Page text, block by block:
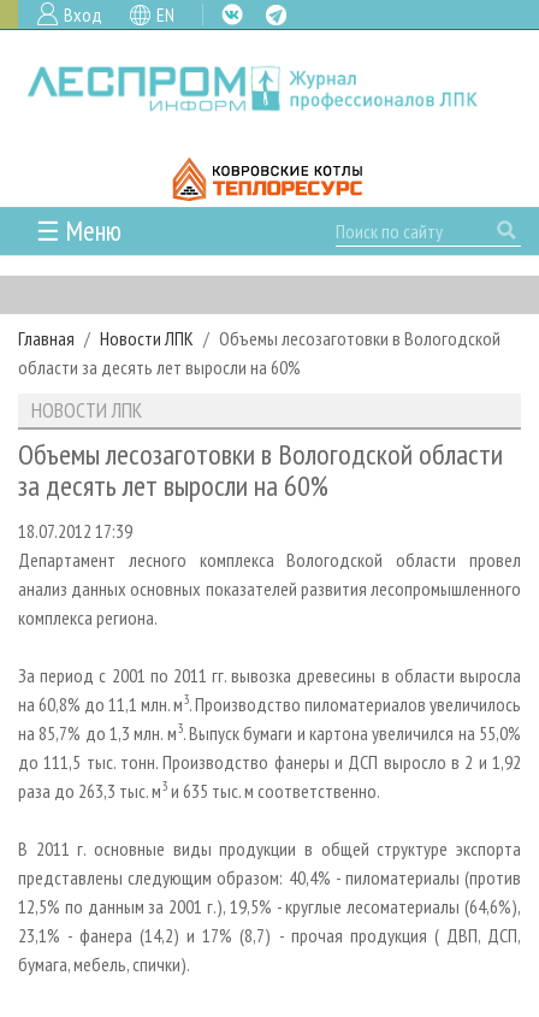
Вход EN
☰ Меню
ГЛАВНАЯ
РУБРИКИ И ТЕМЫ
РУБРИКИ ЖУРНАЛА
ЛЕСОЗАГОТОВКА
ЛЕСОПИЛЕНИЕ
СУШКА ДРЕВЕСИНЫ
ПРОИЗВОДСТВО ДРЕВЕСНЫХ ПЛИТ
ДЕРЕВЯННОЕ ДОМОСТРОЕНИЕ
ПРОИЗВОДСТВО МЕБЕЛИ
БИОЭНЕРГЕТИКА
ЦБП
ИНСТРУМЕНТ И МАТЕРИАЛЫ
НОВОСТИ
НОВОСТИ ЛПК
НОВОСТИ ЖУРНАЛА
ПРОЕКТЫ ЛПИ
АНАЛИТИКА
ПРЕДПРИЯТИЯ ЛПК
ПЕРСОНЫ
МОБИЛЬНЫЕ ВЫСТАВКИ
ОФИЦИАЛЬНЫЕ ДЕЛЕГАЦИИ
ПРИОРИТЕТНЫЕ ИНВЕСТПРОЕКТЫ
RUSSIAN FORESTRY REVIEW
ГАЗЕТА ЛЕСПРОМФОРУМ
БИБЛИОТЕКА СПЕЦИАЛИСТА
АРХИВ
АРХИВ ЖУРНАЛОВ
О ЖУРНАЛЕ
ПОДПИСКА
КОНТАКТЫ
РЕКЛАМОДАТЕЛЯМ
РЕКЛАМА
РЕКЛАМА НА САЙТЕ
Главная Новости ЛПК
Объемы лесозаготовки в Вологодской
области за десять лет выросли на 60%
НОВОСТИ ЛПК
Объемы лесозаготовки в Вологодской области
за десять лет выросли на 60%
18.07.2012 17:39
Департамент лесного комплекса Вологодской области провел
анализ данных основных показателей развития лесопромышленного
комплекса региона.
За период с 2001 по 2011 гг. вывозка древесины в области выросла
на 60,8% до 11,1 млн. м3. Производство пиломатериалов увеличилось
на 85,7% до 1,3 млн. м3. Выпуск бумаги и картона увеличился на 55,0%
до 111,5 тыс. тонн. Производство фанеры и ДСП выросло в 2 и 1,92
раза до 263,3 тыс. м3 и 635 тыс. м соответственно.
В 2011 г. основные виды продукции в общей структуре экспорта
представлены следующим образом: 40,4% - пиломатериалы (против
12,5% по данным за 2001 г.), 19,5% - круглые лесоматериалы (64,6%),
23,1% - фанера (14,2) и 17% (8,7) - прочая продукция ( ДВП, ДСП,
бумага, мебель, спички).